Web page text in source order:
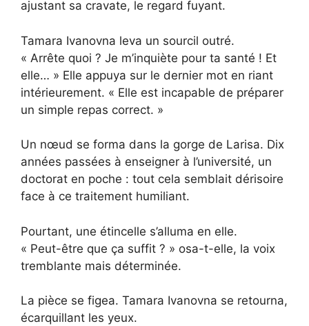
ajustant sa cravate, le regard fuyant.
Tamara Ivanovna leva un sourcil outré.
« Arrête quoi ? Je m’inquiète pour ta santé ! Et
elle… » Elle appuya sur le dernier mot en riant
intérieurement. « Elle est incapable de préparer
un simple repas correct. »
Un nœud se forma dans la gorge de Larisa. Dix
années passées à enseigner à l’université, un
doctorat en poche : tout cela semblait dérisoire
face à ce traitement humiliant.
Pourtant, une étincelle s’alluma en elle.
« Peut-être que ça suffit ? » osa-t-elle, la voix
tremblante mais déterminée.
La pièce se figea. Tamara Ivanovna se retourna,
écarquillant les yeux.